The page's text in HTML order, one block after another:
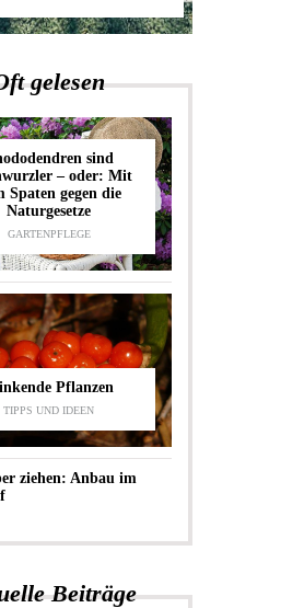
gelesen
sind
– oder: Mit
Spaten gegen die
Naturgesetze
GARTENPFLEGE
Pflanzen
TIPPS UND IDEEN
ziehen: Anbau im
Beiträge